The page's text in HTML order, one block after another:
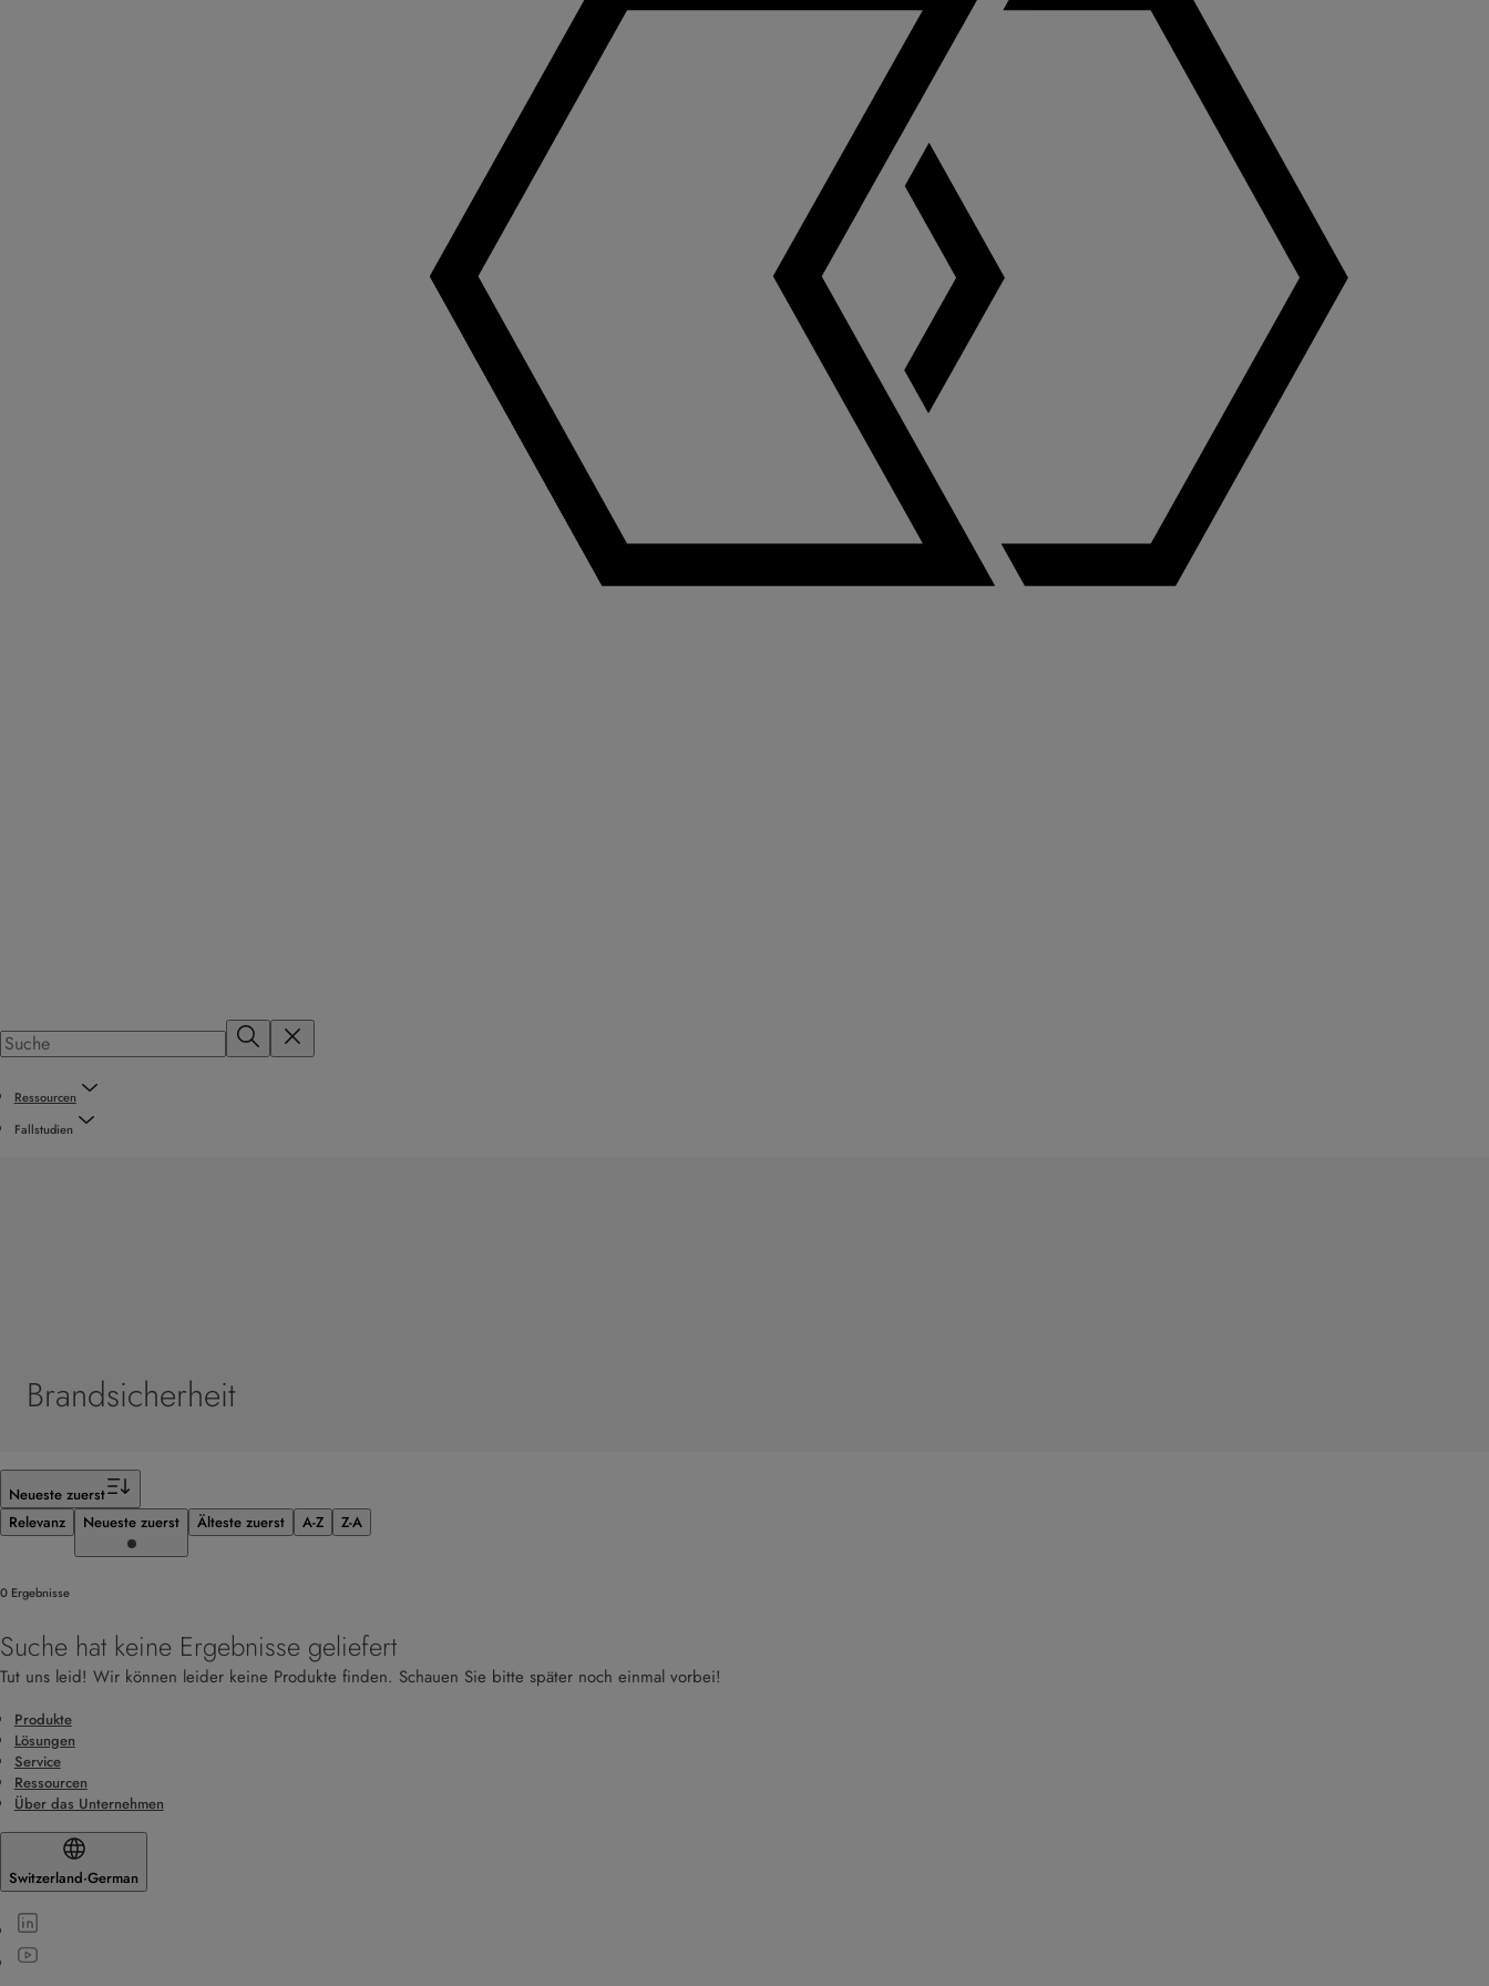
Ressourcen
Fallstudien
Brandsicherheit
Neueste zuerst
Relevanz
Neueste zuerst Älteste zuerst A-Z Z-A
0 Ergebnisse
Suche hat keine Ergebnisse geliefert
Tut uns leid! Wir können leider keine Produkte finden. Schauen Sie bitte später noch einmal vorbei!
Produkte
Lösungen
Service
Ressourcen
Über das Unternehmen
Switzerland·German